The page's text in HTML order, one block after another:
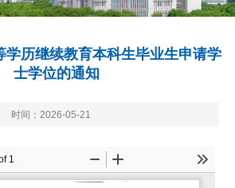
学历继续教育本科生毕业生申请学
士学位的通知
时间：2026-05-21